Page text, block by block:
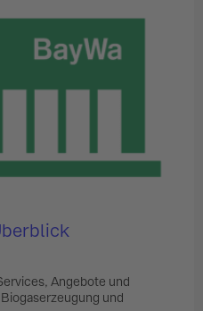
Angebote und
und